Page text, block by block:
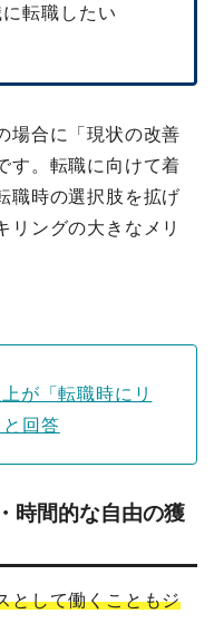
転職したい
場合に「現状の改善
す。転職に向けて着
職時の選択肢を拡げ
リングの大きなメリ
が「転職時にリ
回答
時間的な自由の獲
として働くこともジ